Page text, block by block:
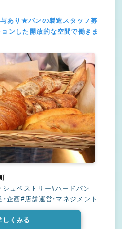
あり★パンの製造スタッフ募
ンした開放的な空間で働きま
町
シュペストリー#ハードパン
企画#店舗運営・マネジメント
しくみる